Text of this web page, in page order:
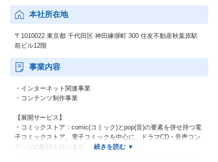
本社所在地
〒1010022 東京都 千代田区 神田練塀町 300 住友不動産秋葉原駅
前ビル12階
事業内容
・インターネット関連事業
・コンテンツ制作事業
【展開サービス】
・コミックストア：comic(コミック)とpop(音)の要素を併せ持つ電
子コミックストア。電子コミックを中心に、ドラマCD・音声コン
テンツの配信を行います。